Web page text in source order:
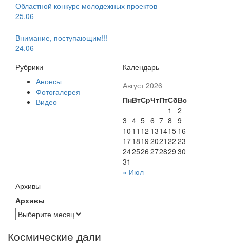
Областной конкурс молодежных проектов
25.06
Внимание, поступающим!!!
24.06
Рубрики
Анонсы
Фотогалерея
Видео
Календарь
Август 2026
ПнВтСрЧтПтСбВс
1
2
3 4 5 6 7 8 9
10 11 12 131415 16
171819 2021 22 23
242526 272829 30
31
« Июл
Архивы
Архивы
Космические дали